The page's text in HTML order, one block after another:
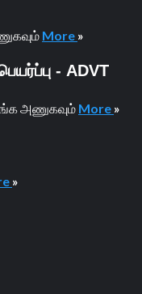
More »
- ADVT
அணுகவும் More »
»